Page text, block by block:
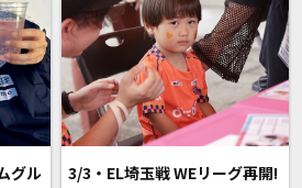
グル
3/3・EL埼玉戦 WEリーグ再開!